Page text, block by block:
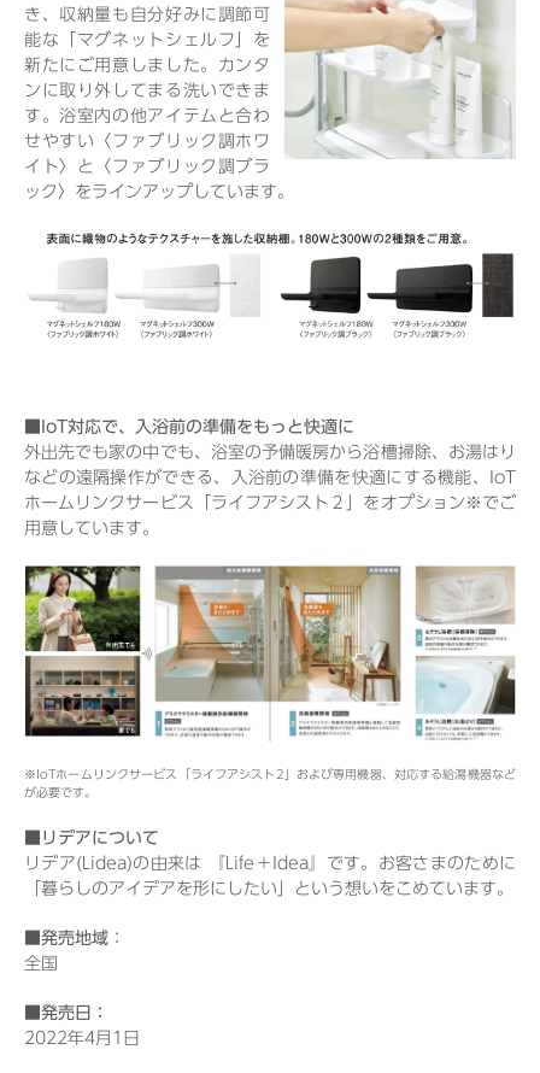
き、収納量も自分好みに調節可
能な「マグネットシェルフ」を
新たにご用意しました。カンタ
ンに取り外してまる洗いできま
す。浴室内の他アイテムと合わ
せやすい〈ファブリック調ホワ
イト〉と〈ファブリック調ブラ
ック〉をラインアップしています。
■IoT対応で、入浴前の準備をもっと快適に
外出先でも家の中でも、浴室の予備暖房から浴槽掃除、お湯はり
などの遠隔操作ができる、入浴前の準備を快適にする機能、IoT
ホームリンクサービス「ライフアシスト２」をオプション※でご
用意しています。
※IoTホームリンクサービス「ライフアシスト2」および専用機器、対応する給湯機器など
が必要です。
■リデアについて
リデア(Lidea)の由来は 『Life＋Idea』です。お客さまのために
「暮らしのアイデアを形にしたい」という想いをこめています。
■発売地域 ：
全国
■発売日：
2022年4月1日